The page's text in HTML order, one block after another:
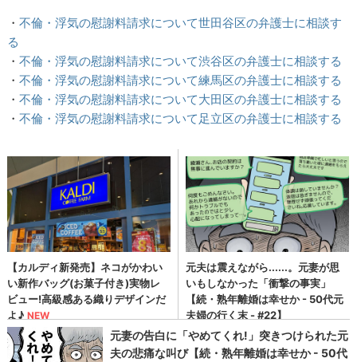
・不倫・浮気の慰謝料請求について世田谷区の弁護士に相談す
る
・不倫・浮気の慰謝料請求について渋谷区の弁護士に相談する
・不倫・浮気の慰謝料請求について練馬区の弁護士に相談する
・不倫・浮気の慰謝料請求について大田区の弁護士に相談する
・不倫・浮気の慰謝料請求について足立区の弁護士に相談する